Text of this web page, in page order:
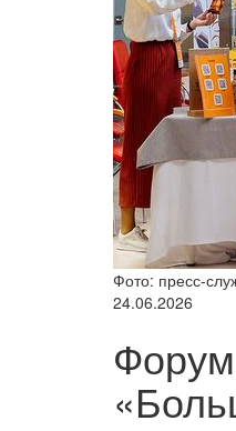
Фото: пресс-
24.06.2026